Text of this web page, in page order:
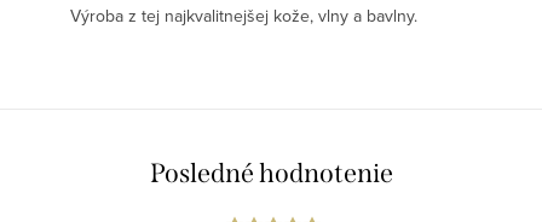
Výroba z tej najkvalitnejšej kože, vlny a bavlny.
Posledné hodnotenie